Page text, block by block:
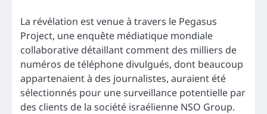
La révélation est venue à travers le Pegasus
Project, une enquête médiatique mondiale
collaborative détaillant comment des milliers de
numéros de téléphone divulgués, dont beaucoup
appartenaient à des journalistes, auraient été
sélectionnés pour une surveillance potentielle par
des clients de la société israélienne NSO Group.